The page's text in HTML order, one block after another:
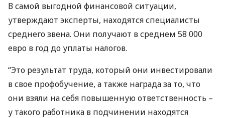
В самой выгодной финансовой ситуации,
утверждают эксперты, находятся специалисты
среднего звена. Они получают в среднем 58 000
евро в год до уплаты налогов.
“Это результат труда, который они инвестировали
в свое профобучение, а также награда за то, что
они взяли на себя повышенную ответственность –
у такого работника в подчинении находятся